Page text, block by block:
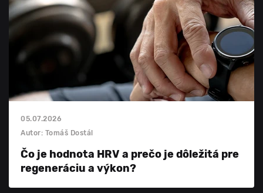
05.07.2026
Autor: Tomáš Dostál
Čo je hodnota HRV a prečo je dôležitá pre
regeneráciu a výkon?